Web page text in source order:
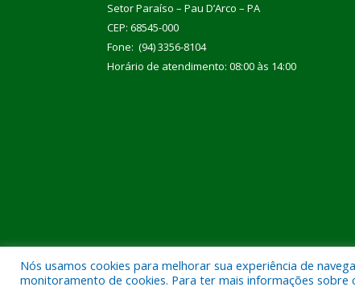
Setor Paraíso – Pau D’Arco – PA
CEP: 68545-000
Fone: (94) 3356-8104
Horário de atendimento: 08:00 às 14:00
Todos os direitos reservados a Prefeitura
Nós usamos cookies para melhorar sua experiência de
monitoramento de cookies. Para ter mais informações sobre